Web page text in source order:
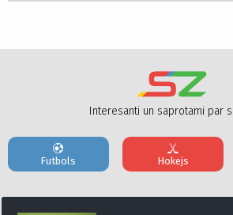
Interesanti un saprotami par
Futbols Hokejs